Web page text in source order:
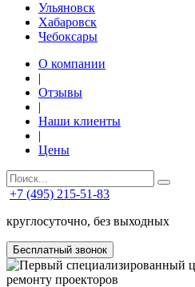
Ульяновск
Хабаровск
Чебоксары
О компании
|
Отзывы
|
Наши клиенты
|
Цены
+7 (495) 215-51-83
круглосуточно, без выходных
Бесплатный звонок